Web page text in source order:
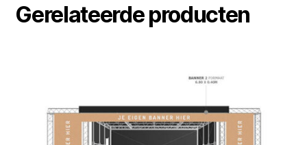
Gerelateerde producten